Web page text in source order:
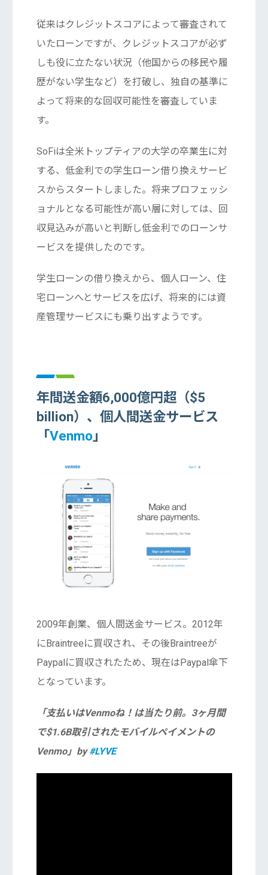
従来はクレジットスコアによって審査されて
いたローンですが、クレジットスコアが必ず
しも役に立たない状況（他国からの移民や履
歴がない学生など）を打破し、独自の基準に
よって将来的な回収可能性を審査していま
す。
SoFiは全米トップティアの大学の卒業生に対
する、低金利での学生ローン借り換えサービ
スからスタートしました。将来プロフェッシ
ョナルとなる可能性が高い層に対しては、回
収見込みが高いと判断し低金利でのローンサ
ービスを提供したのです。
学生ローンの借り換えから、個人ローン、住
宅ローンへとサービスを広げ、将来的には資
産管理サービスにも乗り出すようです。
年間送金額6,000億円超（$5
billion）、個人間送金サービス
「Venmo」
2009年創業、個人間送金サービス。2012年
にBraintreeに買収され、その後Braintreeが
Paypalに買収されたため、現在はPaypal傘下
となっています。
「支払いはVenmoね！は当たり前。3ヶ月間
で$1.6B取引されたモバイルペイメントの
Venmo」by#LYVE